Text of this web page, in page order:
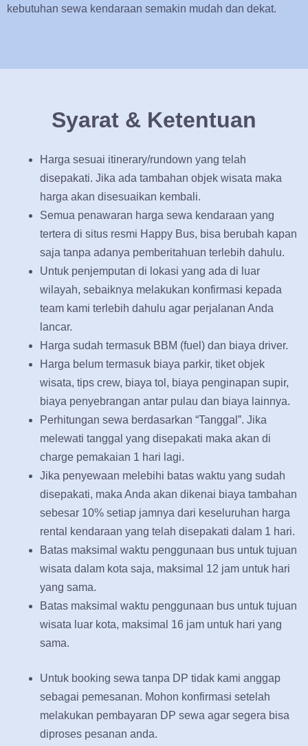
kebutuhan sewa kendaraan semakin mudah dan dekat.
Syarat & Ketentuan
Harga sesuai itinerary/rundown yang telah
disepakati. Jika ada tambahan objek wisata maka
harga akan disesuaikan kembali.
Semua penawaran harga sewa kendaraan yang
tertera di situs resmi Happy Bus, bisa berubah kapan
saja tanpa adanya pemberitahuan terlebih dahulu.
Untuk penjemputan di lokasi yang ada di luar
wilayah, sebaiknya melakukan konfirmasi kepada
team kami terlebih dahulu agar perjalanan Anda
lancar.
Harga sudah termasuk BBM (fuel) dan biaya driver.
Harga belum termasuk biaya parkir, tiket objek
wisata, tips crew, biaya tol, biaya penginapan supir,
biaya penyebrangan antar pulau dan biaya lainnya.
Perhitungan sewa berdasarkan “Tanggal”. Jika
melewati tanggal yang disepakati maka akan di
charge pemakaian 1 hari lagi.
Jika penyewaan melebihi batas waktu yang sudah
disepakati, maka Anda akan dikenai biaya tambahan
sebesar 10% setiap jamnya dari keseluruhan harga
rental kendaraan yang telah disepakati dalam 1 hari.
Batas maksimal waktu penggunaan bus untuk tujuan
wisata dalam kota saja, maksimal 12 jam untuk hari
yang sama.
Batas maksimal waktu penggunaan bus untuk tujuan
wisata luar kota, maksimal 16 jam untuk hari yang
sama.
Untuk booking sewa tanpa DP tidak kami anggap
sebagai pemesanan. Mohon konfirmasi setelah
melakukan pembayaran DP sewa agar segera bisa
diproses pesanan anda.